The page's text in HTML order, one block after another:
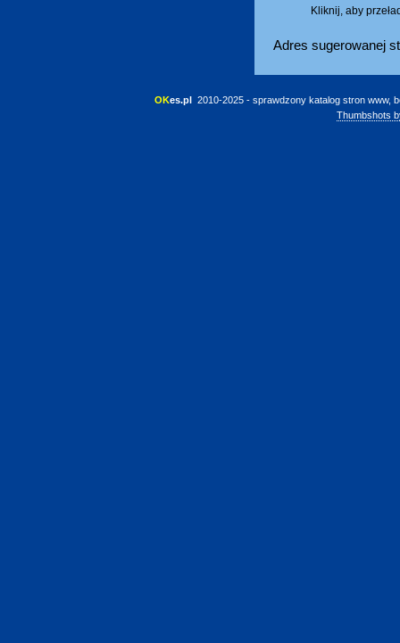
Kliknij, aby
Adres sugerowanej
OKes.pl 2010-2025 - sprawdzony katalog stron www,
Thumbshots